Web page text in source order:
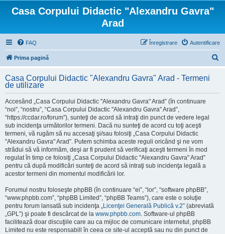
Casa Corpului Didactic "Alexandru Gavra"
Arad
FAQ Autentificare
Înregistrare
Prima pagină
t
Casa Corpului Didactic "Alexandru Gavra" Arad - Termeni
de utilizare
Accesând „Casa Corpului Didactic "Alexandru Gavra" Arad” (în continuare
“noi”, “nostru”, “Casa Corpului Didactic "Alexandru Gavra" Arad”,
“https://ccdar.ro/forum”), sunteţi de acord să intraţi din punct de vedere legal
sub incidenţa următorilor termeni. Dacă nu sunteţi de acord cu toţi aceşti
termeni, vă rugăm să nu accesaţi şi/sau folosiţi „Casa Corpului Didactic
"Alexandru Gavra" Arad”. Putem schimba aceste reguli oricând şi ne vom
strădui să vă informăm, deşi ar fi prudent să verificaţi aceşti termeni în mod
regulat în timp ce folosiţi „Casa Corpului Didactic "Alexandru Gavra" Arad”
pentru că după modificări sunteţi de acord să intraţi sub incidenţa legală a
acestor termeni din momentul modificării lor.
Forumul nostru foloseşte phpBB (în continuare “ei”, “lor”, “software phpBB”,
“www.phpbb.com”, “phpBB Limited”, “phpBB Teams”), care este o soluţie
pentru forum lansată sub incidenţa „Licenţei Generală Publică v.2” (abreviată
„GPL”) şi poate fi descărcat de la www.phpbb.com. Software-ul phpBB
facilitează doar discuţiile care au ca mijloc de comunicare internetul, phpBB
Limited nu este responsabill în ceea ce site-ul acceptă sau nu din punct de